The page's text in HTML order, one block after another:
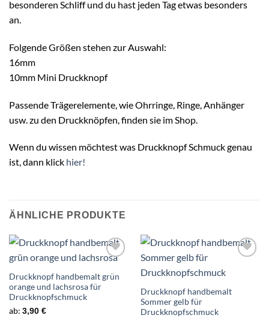
besonderen Schliff und du hast jeden Tag etwas besonders
an.
Folgende Größen stehen zur Auswahl:
16mm
10mm Mini Druckknopf
Passende Trägerelemente, wie Ohrringe, Ringe, Anhänger
usw. zu den Druckknöpfen, finden sie im Shop.
Wenn du wissen möchtest was Druckknopf Schmuck genau
ist, dann klick hier!
ÄHNLICHE PRODUKTE
Wunschliste
Druckknopf handbemalt grün
orange und lachsrosa für
Druckknopfschmuck
ab: 3,90 €
Wunschliste
Druckknopf handbemalt
Sommer gelb für
Druckknopfschmuck